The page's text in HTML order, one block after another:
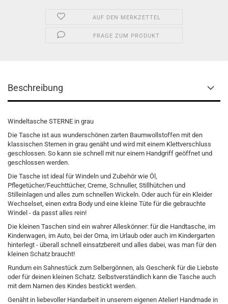
AUF DEN MERKZETTEL
FRAGE ZUM PRODUKT
Beschreibung
Windeltasche STERNE in grau
Die Tasche ist aus wunderschönen zarten Baumwollstoffen mit den
klassischen Sternen in grau genäht und wird mit einem Klettverschluss
geschlossen. So kann sie schnell mit nur einem Handgriff geöffnet und
geschlossen werden.
Die Tasche ist ideal für Windeln und Zubehör wie Öl,
Pflegetücher/Feuchttücher, Creme, Schnuller, Stillhütchen und
Stilleinlagen und alles zum schnellen Wickeln. Oder auch für ein Kleider
Wechselset, einen extra Body und eine kleine Tüte für die gebrauchte
Windel - da passt alles rein!
Die kleinen Taschen sind ein wahrer Alleskönner: für die Handtasche, im
Kinderwagen, im Auto, bei der Oma, im Urlaub oder auch im Kindergarten
hinterlegt - überall schnell einsatzbereit und alles dabei, was man für den
kleinen Schatz braucht!
Rundum ein Sahnestück zum Selbergönnen, als Geschenk für die Liebste
oder für deinen kleinen Schatz. Selbstverständlich kann die Tasche auch
mit dem Namen des Kindes bestickt werden.
Genäht in liebevoller Handarbeit in unserem eigenen Atelier! Handmade in